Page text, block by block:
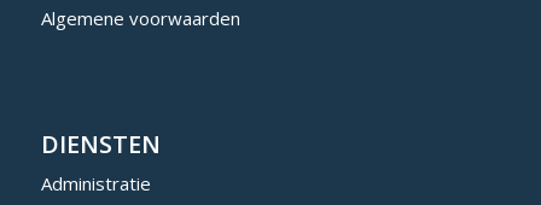
Algemene voorwaarden
DIENSTEN
Administratie